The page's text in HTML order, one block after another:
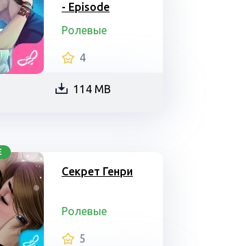
- Episode
Ролевые
4
114 MB
Секрет Генри
Ролевые
5